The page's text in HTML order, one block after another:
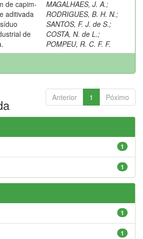
de capim-
aditivada
de
MAGALHAES, J. A.;
RODRIGUES, B. H. N.;
SANTOS, F. J. de S.;
COSTA, N. de L.;
POMPEU, R. C. F. F.
Anterior 1 Póximo
1
1
1
1